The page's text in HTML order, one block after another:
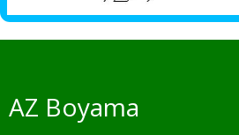
AZ Boyama